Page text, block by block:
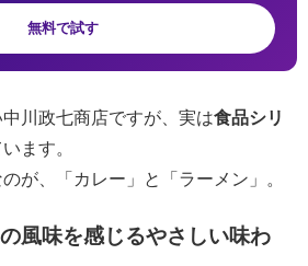
無料で試す
川政七商店ですが、実は食品シリ
ます。
が、「カレー」と「ラーメン」。
風味を感じるやさしい味わ